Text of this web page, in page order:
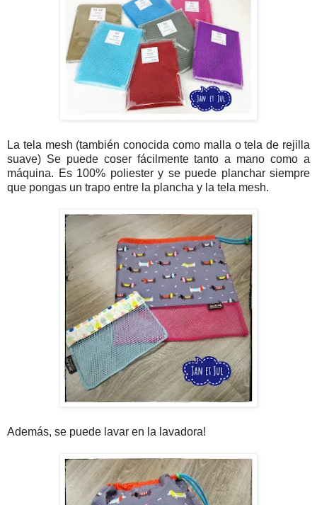
La tela mesh (también conocida como malla o tela de rejilla
suave) Se puede coser fácilmente tanto a mano como a
máquina. Es 100% poliester y se puede planchar siempre
que pongas un trapo entre la plancha y la tela mesh.
Además, se puede lavar en la lavadora!